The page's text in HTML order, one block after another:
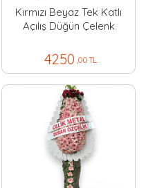
Kırmızı Beyaz Tek Katlı
Açılış Düğün Çelenk
4250 ,00 TL